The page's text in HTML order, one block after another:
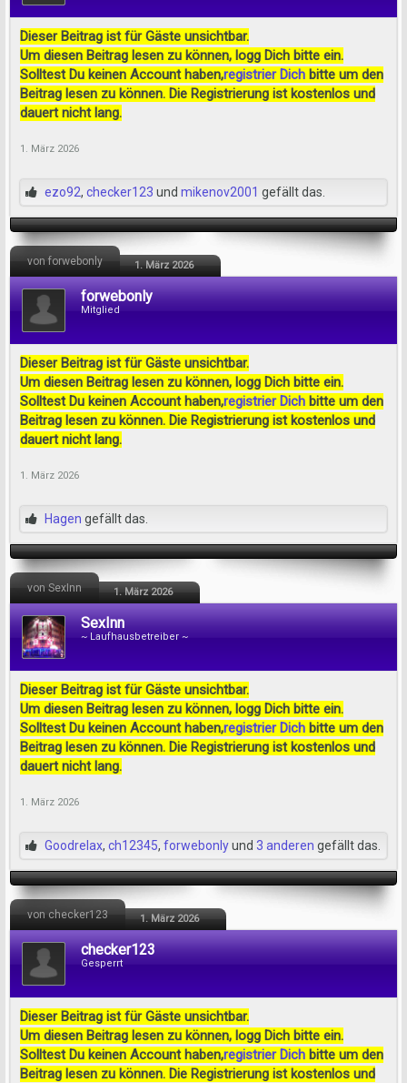
Dieser Beitrag ist für Gäste unsichtbar.
Um diesen Beitrag lesen zu können, logg Dich bitte ein.
Solltest Du keinen Account haben,registrier Dich bitte um den
Beitrag lesen zu können. Die Registrierung ist kostenlos und
dauert nicht lang.
1. März 2026
ezo92, checker123 und mikenov2001 gefällt das.
von forwebonly 1. März 2026
forwebonly
Mitglied
Dieser Beitrag ist für Gäste unsichtbar.
Um diesen Beitrag lesen zu können, logg Dich bitte ein.
Solltest Du keinen Account haben,registrier Dich bitte um den
Beitrag lesen zu können. Die Registrierung ist kostenlos und
dauert nicht lang.
1. März 2026
Hagen gefällt das.
von SexInn 1. März 2026
SexInn
~ Laufhausbetreiber ~
Dieser Beitrag ist für Gäste unsichtbar.
Um diesen Beitrag lesen zu können, logg Dich bitte ein.
Solltest Du keinen Account haben,registrier Dich bitte um den
Beitrag lesen zu können. Die Registrierung ist kostenlos und
dauert nicht lang.
1. März 2026
Goodrelax, ch12345, forwebonlyund 3 anderen gefällt das.
von checker123 1. März 2026
checker123
Gesperrt
Dieser Beitrag ist für Gäste unsichtbar.
Um diesen Beitrag lesen zu können, logg Dich bitte ein.
Solltest Du keinen Account haben,registrier Dich bitte um den
Beitrag lesen zu können. Die Registrierung ist kostenlos und